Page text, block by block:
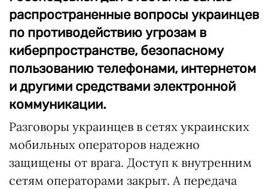
распространенные вопросы украинцев
по противодействию угрозам в
киберпространстве, безопасному
пользованию телефонами, интернетом
и другими средствами электронной
коммуникации.
Разговоры украинцев в сетях украинских
мобильных операторов надежно
защищены от врага. Доступ к внутренним
сетям операторами закрыт. А передача